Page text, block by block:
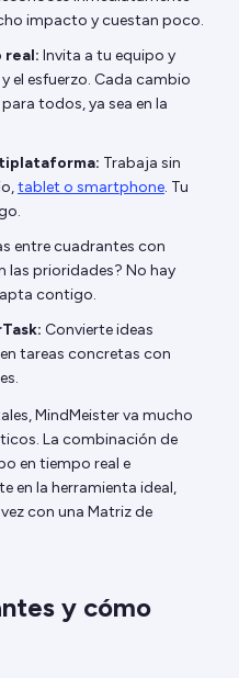
impacto y cuestan poco.
real: Invita a tu equipo y
el esfuerzo. Cada cambio
todos, ya sea en la
Trabaja sin
tablet o smartphone. Tu
entre cuadrantes con
prioridades? No hay
contigo.
Convierte ideas
tareas concretas con
MindMeister va mucho
La combinación de
en tiempo real e
en la herramienta ideal,
con una Matriz de
y cómo